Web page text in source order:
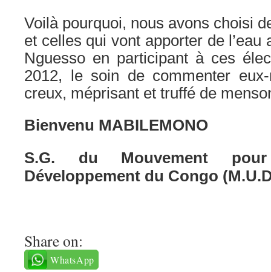
Voilà pourquoi, nous avons choisi
et celles qui vont apporter de l’eau
Nguesso en participant à ces
2012, le soin de commenter
creux, méprisant et truffé de
Bienvenu MABILEMONO
S.G. du Mouvement
Développement du Congo
Share on:
WhatsApp